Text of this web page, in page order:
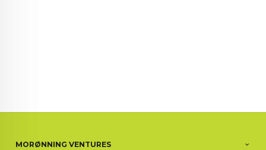
MORØNNING VENTURES